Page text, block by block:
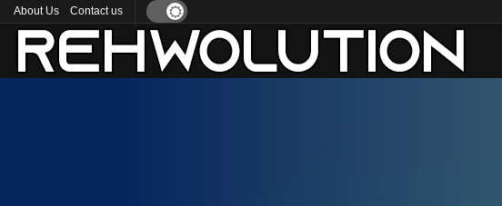
About Us Contact us